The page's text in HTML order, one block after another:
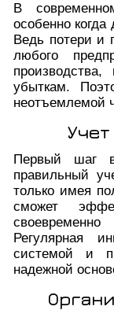
В
особенно
Ведь потери и
любого
убыткам.
неотъемлемой
Первый шаг
правильный
только имея
сможет
Регулярная
системой и
надежной